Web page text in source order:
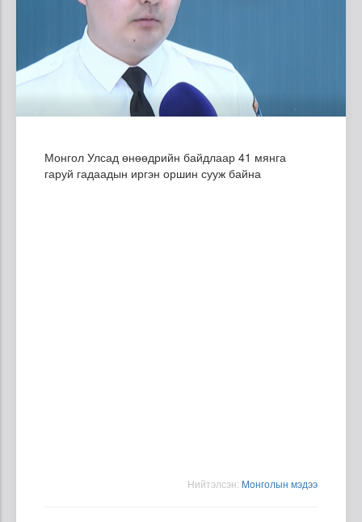
Монгол Улсад өнөөдрийн байдлаар 41 мянга
гаруй гадаадын иргэн оршин сууж байна
Нийтэлсэн: Moнголын мэдээ